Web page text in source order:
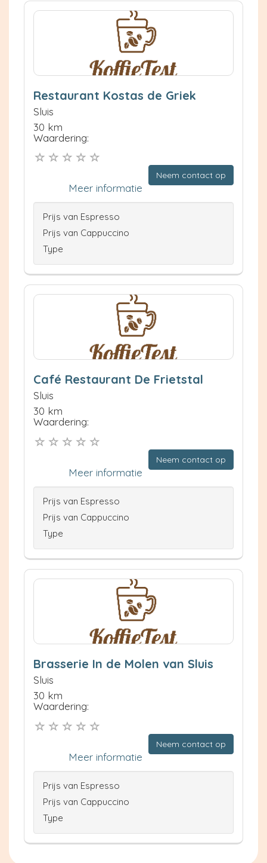
Restaurant Kostas de Griek
Sluis
30 km
Waardering:
Neem contact op
Meer informatie
Prijs van Espresso
Prijs van Cappuccino
Type
Café Restaurant De Frietstal
Sluis
30 km
Waardering:
Neem contact op
Meer informatie
Prijs van Espresso
Prijs van Cappuccino
Type
Brasserie In de Molen van Sluis
Sluis
30 km
Waardering:
Neem contact op
Meer informatie
Prijs van Espresso
Prijs van Cappuccino
Type